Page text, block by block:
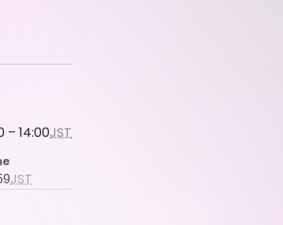
– 14:00JST
JST